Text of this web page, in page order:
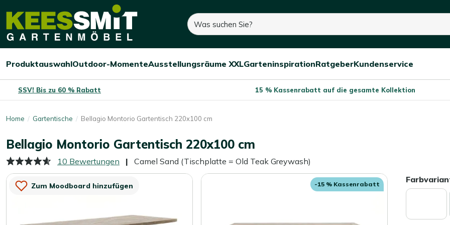
Kees
Suchen
Menü
Produktauswahl
Menü
Outdoor-Momente
Menü
Ausstellungsräume XXL
Menü
Garteninspiration
Menü
Ratgeber
Menü
Kundenservice
SSV! Bis zu 60 % Rabatt 15 % Kassenrabatt auf die gesamte Kollektion
Home Gartentische Bellagio Montorio Gartentisch 220x100 cm
Bellagio Montorio Gartentisch 220x100 cm
Camel Sand (Tischplatte = Old Teak Greywash)
10 Bewertungen
Zum Moodboard hinzufügen -15 % Kassenrabatt
485,- 1.210,-
Sie sparen:725,- (-60%)
Dieses Produkt ist nicht mehr auf Lager